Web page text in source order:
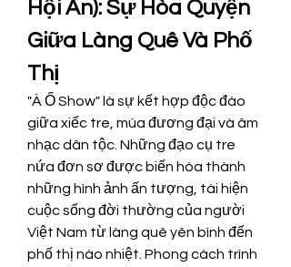
Hội An): Sự Hòa Quyện
Giữa Làng Quê Và Phố
Thị
"À Ố Show" là sự kết hợp độc đáo
giữa xiếc tre, múa đương đại và âm
nhạc dân tộc. Những đạo cụ tre
nứa đơn sơ được biến hóa thành
những hình ảnh ấn tượng, tái hiện
cuộc sống đời thường của người
Việt Nam từ làng quê yên bình đến
phố thị náo nhiệt. Phong cách trình